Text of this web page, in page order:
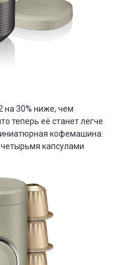
на 30% ниже, чем
теперь её станет легче
кофемашина:
капсулами